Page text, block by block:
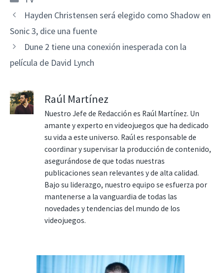
Hayden Christensen será elegido como Shadow en
Sonic 3, dice una fuente
Dune 2 tiene una conexión inesperada con la
película de David Lynch
Raúl Martínez
Nuestro Jefe de Redacción es Raúl Martínez. Un
amante y experto en videojuegos que ha dedicado
su vida a este universo. Raúl es responsable de
coordinar y supervisar la producción de contenido,
asegurándose de que todas nuestras
publicaciones sean relevantes y de alta calidad.
Bajo su liderazgo, nuestro equipo se esfuerza por
mantenerse a la vanguardia de todas las
novedades y tendencias del mundo de los
videojuegos.